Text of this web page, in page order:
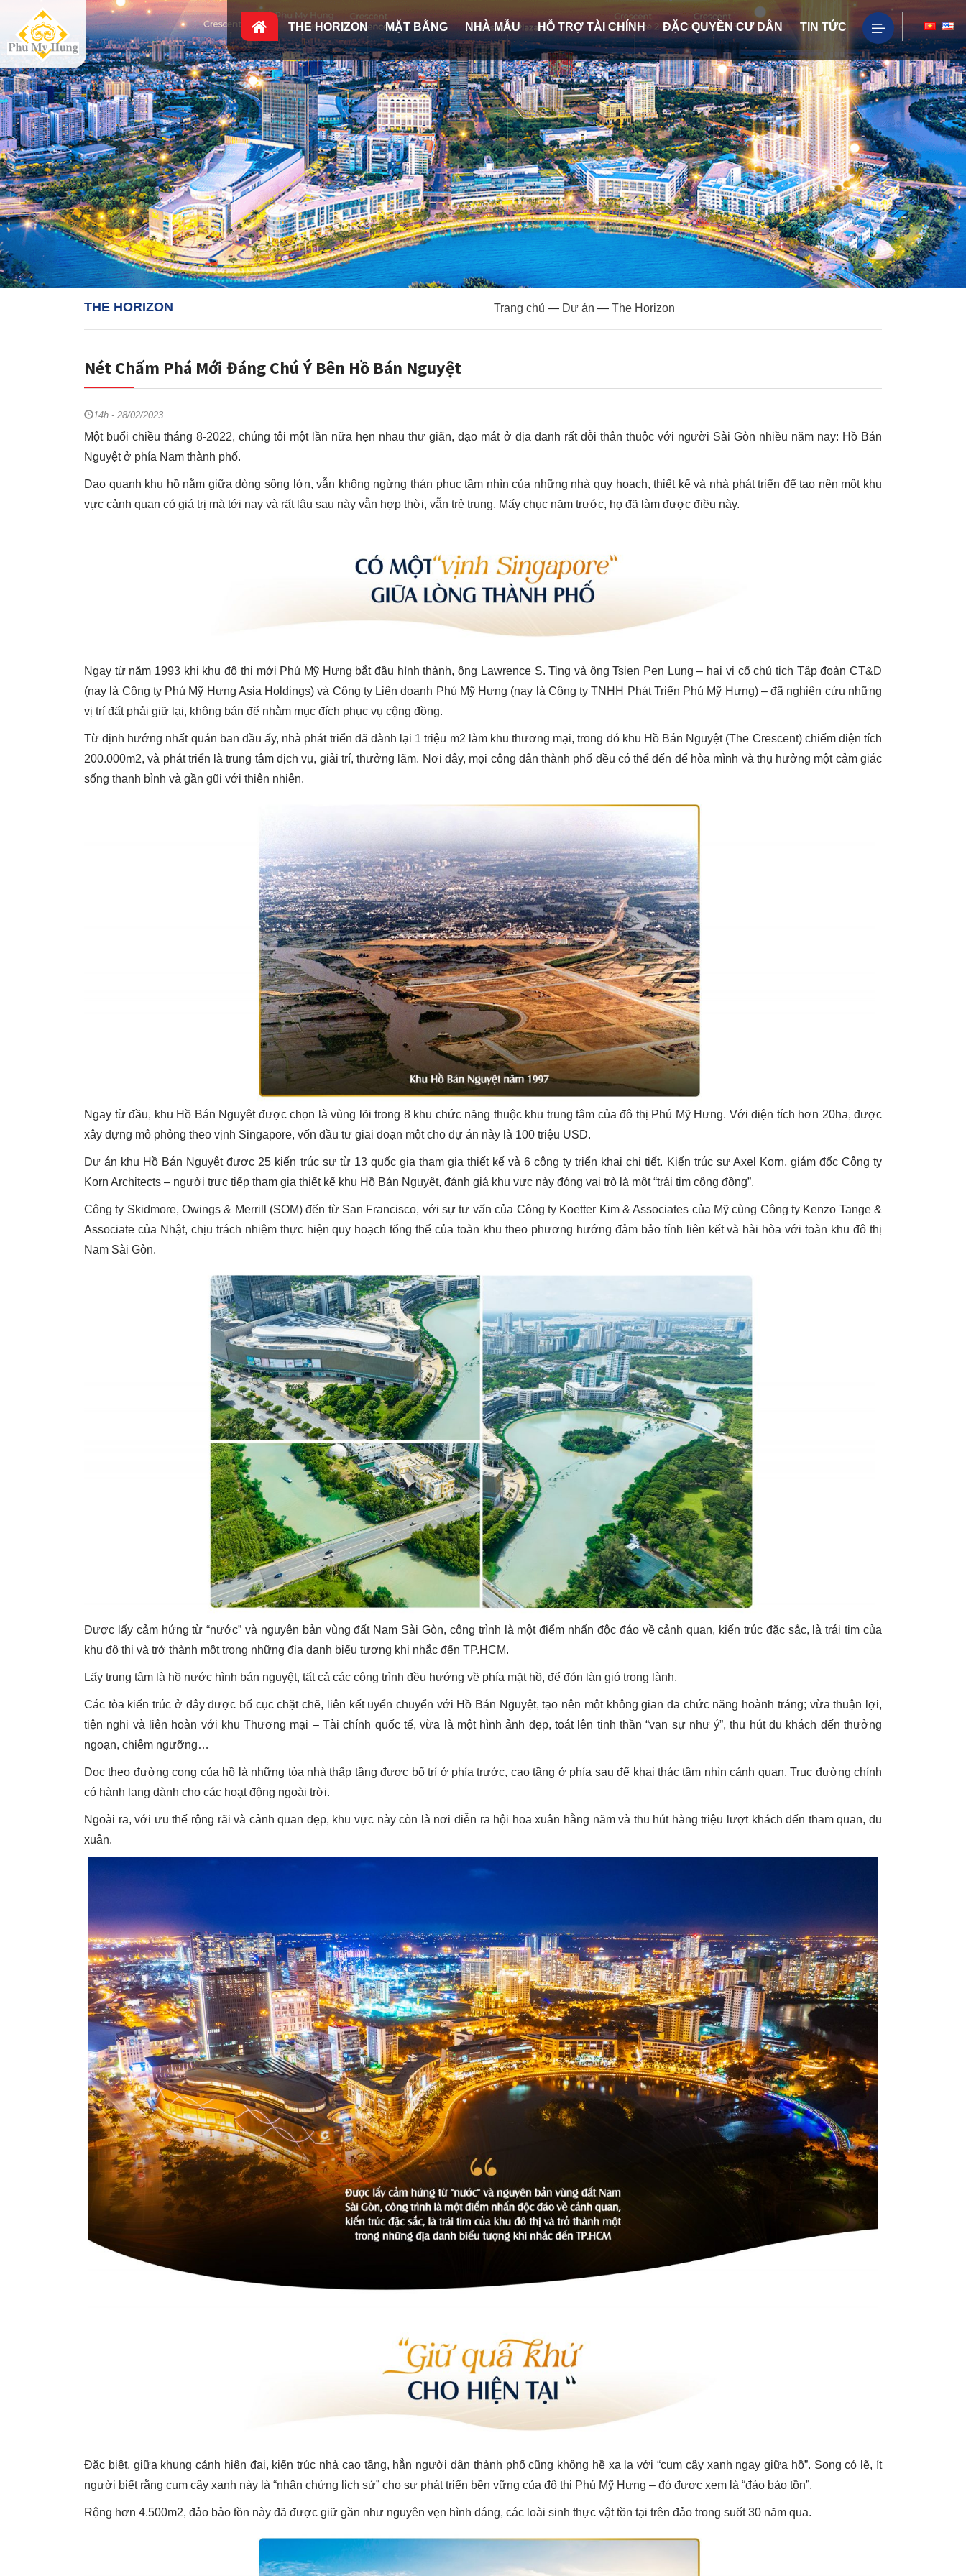
THE HORIZON MẶT BẰNG NHÀ MẪU HỖ TRỢ TÀI CHÍNH ĐẶC QUYỀN CƯ DÂN TIN TỨC
THE HORIZON Trang chủ — Dự án — The Horizon
Nét Chấm Phá Mới Đáng Chú Ý Bên Hồ Bán Nguyệt
14h - 28/02/2023
Một buổi chiều tháng 8-2022, chúng tôi một lần nữa hẹn nhau thư giãn, dạo mát ở địa danh rất đỗi thân thuộc với người Sài Gòn nhiều năm nay: Hồ Bán
Nguyệt ở phía Nam thành phố.
Dạo quanh khu hồ nằm giữa dòng sông lớn, vẫn không ngừng thán phục tầm nhìn của những nhà quy hoạch, thiết kế và nhà phát triển để tạo nên một khu
vực cảnh quan có giá trị mà tới nay và rất lâu sau này vẫn hợp thời, vẫn trẻ trung. Mấy chục năm trước, họ đã làm được điều này.
Ngay từ năm 1993 khi khu đô thị mới Phú Mỹ Hưng bắt đầu hình thành, ông Lawrence S. Ting và ông Tsien Pen Lung – hai vị cố chủ tịch Tập đoàn CT&D
(nay là Công ty Phú Mỹ Hưng Asia Holdings) và Công ty Liên doanh Phú Mỹ Hưng (nay là Công ty TNHH Phát Triển Phú Mỹ Hưng) – đã nghiên cứu những
vị trí đất phải giữ lại, không bán để nhằm mục đích phục vụ cộng đồng.
Từ định hướng nhất quán ban đầu ấy, nhà phát triển đã dành lại 1 triệu m2 làm khu thương mại, trong đó khu Hồ Bán Nguyệt (The Crescent) chiếm diện tích
200.000m2, và phát triển là trung tâm dịch vụ, giải trí, thưởng lãm. Nơi đây, mọi công dân thành phố đều có thể đến để hòa mình và thụ hưởng một cảm giác
sống thanh bình và gần gũi với thiên nhiên.
Ngay từ đầu, khu Hồ Bán Nguyệt được chọn là vùng lõi trong 8 khu chức năng thuộc khu trung tâm của đô thị Phú Mỹ Hưng. Với diện tích hơn 20ha, được
xây dựng mô phỏng theo vịnh Singapore, vốn đầu tư giai đoạn một cho dự án này là 100 triệu USD.
Dự án khu Hồ Bán Nguyệt được 25 kiến trúc sư từ 13 quốc gia tham gia thiết kế và 6 công ty triển khai chi tiết. Kiến trúc sư Axel Korn, giám đốc Công ty
Korn Architects – người trực tiếp tham gia thiết kế khu Hồ Bán Nguyệt, đánh giá khu vực này đóng vai trò là một “trái tim cộng đồng”.
Công ty Skidmore, Owings & Merrill (SOM) đến từ San Francisco, với sự tư vấn của Công ty Koetter Kim & Associates của Mỹ cùng Công ty Kenzo Tange &
Associate của Nhật, chịu trách nhiệm thực hiện quy hoạch tổng thể của toàn khu theo phương hướng đảm bảo tính liên kết và hài hòa với toàn khu đô thị
Nam Sài Gòn.
Được lấy cảm hứng từ “nước” và nguyên bản vùng đất Nam Sài Gòn, công trình là một điểm nhấn độc đáo về cảnh quan, kiến trúc đặc sắc, là trái tim của
khu đô thị và trở thành một trong những địa danh biểu tượng khi nhắc đến TP.HCM.
Lấy trung tâm là hồ nước hình bán nguyệt, tất cả các công trình đều hướng về phía mặt hồ, để đón làn gió trong lành.
Các tòa kiến trúc ở đây được bố cục chặt chẽ, liên kết uyển chuyển với Hồ Bán Nguyệt, tạo nên một không gian đa chức năng hoành tráng; vừa thuận lợi,
tiện nghi và liên hoàn với khu Thương mại – Tài chính quốc tế, vừa là một hình ảnh đẹp, toát lên tinh thần “vạn sự như ý”, thu hút du khách đến thưởng
ngoạn, chiêm ngưỡng…
Dọc theo đường cong của hồ là những tòa nhà thấp tầng được bố trí ở phía trước, cao tầng ở phía sau để khai thác tầm nhìn cảnh quan. Trục đường chính
có hành lang dành cho các hoạt động ngoài trời.
Ngoài ra, với ưu thế rộng rãi và cảnh quan đẹp, khu vực này còn là nơi diễn ra hội hoa xuân hằng năm và thu hút hàng triệu lượt khách đến tham quan, du
xuân.
Đặc biệt, giữa khung cảnh hiện đại, kiến trúc nhà cao tầng, hẳn người dân thành phố cũng không hề xa lạ với “cụm cây xanh ngay giữa hồ”. Song có lẽ, ít
người biết rằng cụm cây xanh này là “nhân chứng lịch sử” cho sự phát triển bền vững của đô thị Phú Mỹ Hưng – đó được xem là “đảo bảo tồn”.
Rộng hơn 4.500m2, đảo bảo tồn này đã được giữ gần như nguyên vẹn hình dáng, các loài sinh thực vật tồn tại trên đảo trong suốt 30 năm qua.